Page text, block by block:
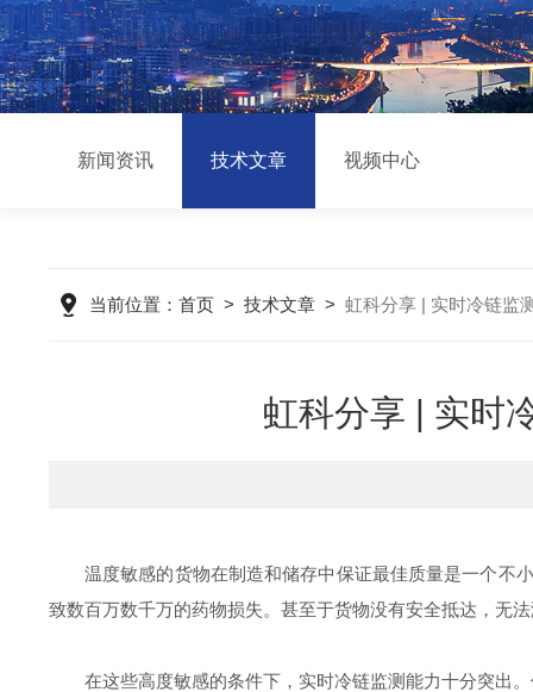
新闻资讯 技术文章 视频中心
当前位置： 首页> 技术文章> 虹科分享 | 实时冷链监
虹科分享 | 实时
温度敏感的货物在制造和储存中保证最佳质量是一个不
致数百万数千万的药物损失。甚至于货物没有安全抵达，无
在这些高度敏感的条件下，实时冷链监测能力十分突出